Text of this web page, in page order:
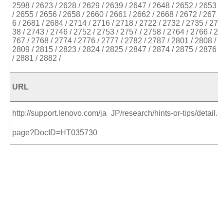
2598 / 2623 / 2628 / 2629 / 2639 / 2647 / 2648 / 2652 / 2653
/ 2655 / 2656 / 2658 / 2660 / 2661 / 2662 / 2668 / 2672 / 267
6 / 2681 / 2684 / 2714 / 2716 / 2718 / 2722 / 2732 / 2735 / 27
38 / 2743 / 2746 / 2752 / 2753 / 2757 / 2758 / 2764 / 2766 / 2
767 / 2768 / 2774 / 2776 / 2777 / 2782 / 2787 / 2801 / 2808 /
2809 / 2815 / 2823 / 2824 / 2825 / 2847 / 2874 / 2875 / 2876
/ 2881 / 2882 /
URL
http://support.lenovo.com/ja_JP/research/hints-or-tips/detail.
page?DocID=HT035730